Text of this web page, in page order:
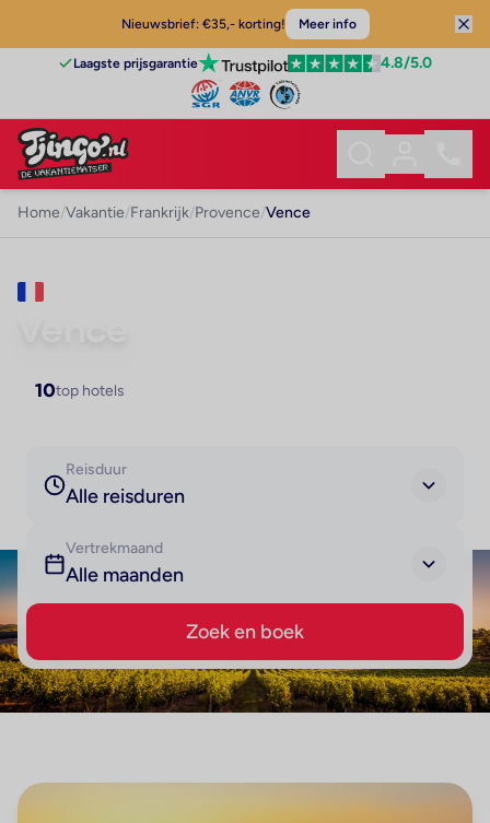
Nieuwsbrief: €35,- korting! Meer info
Laagste prijsgarantie 4.8/5.0
Home/Vakantie/Frankrijk/Provence/Vence
10top hotels
Reisduur
Alle reisduren
Vertrekmaand
Alle maanden
Zoek en boek